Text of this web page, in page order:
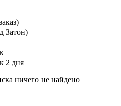
Затон)
2 дня
ничего не найдено